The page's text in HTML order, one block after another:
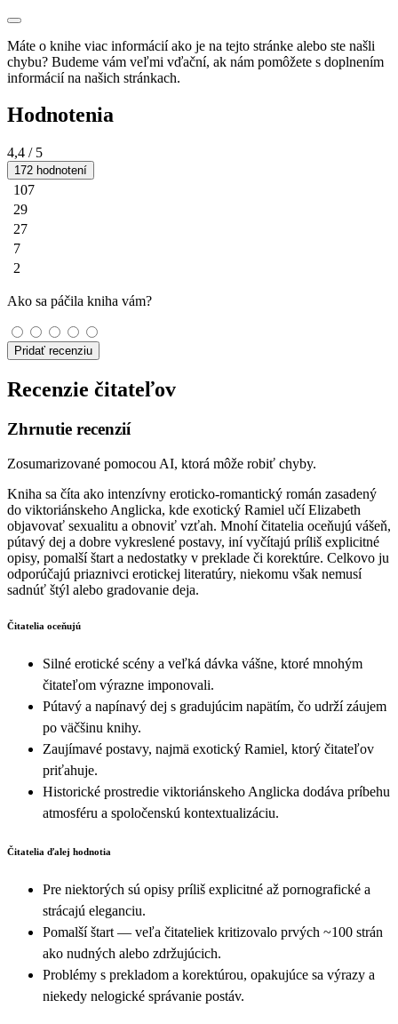
Máte o knihe viac informácií ako je na tejto stránke alebo ste našli
chybu? Budeme vám veľmi vďační, ak nám pomôžete s doplnením
informácií na našich stránkach.
Hodnotenia
4,4 / 5
172 hodnotení
107
29
27
7
2
Ako sa páčila kniha vám?
Pridať recenziu
Recenzie čitateľov
Zhrnutie recenzií
Zosumarizované pomocou AI, ktorá môže robiť chyby.
Kniha sa číta ako intenzívny eroticko-romantický román zasadený
do viktoriánskeho Anglicka, kde exotický Ramiel učí Elizabeth
objavovať sexualitu a obnoviť vzťah. Mnohí čitatelia oceňujú vášeň,
pútavý dej a dobre vykreslené postavy, iní vyčítajú príliš explicitné
opisy, pomalší štart a nedostatky v preklade či korektúre. Celkovo ju
odporúčajú priaznivci erotickej literatúry, niekomu však nemusí
sadnúť štýl alebo gradovanie deja.
Čitatelia oceňujú
Silné erotické scény a veľká dávka vášne, ktoré mnohým
čitateľom výrazne imponovali.
Pútavý a napínavý dej s gradujúcim napätím, čo udrží záujem
po väčšinu knihy.
Zaujímavé postavy, najmä exotický Ramiel, ktorý čitateľov
priťahuje.
Historické prostredie viktoriánskeho Anglicka dodáva príbehu
atmosféru a spoločenskú kontextualizáciu.
Čitatelia ďalej hodnotia
Pre niektorých sú opisy príliš explicitné až pornografické a
strácajú eleganciu.
Pomalší štart — veľa čitateliek kritizovalo prvých ~100 strán
ako nudných alebo zdržujúcich.
Problémy s prekladom a korektúrou, opakujúce sa výrazy a
niekedy nelogické správanie postáv.